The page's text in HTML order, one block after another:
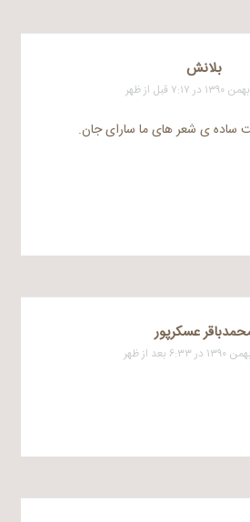
بلانش
ساده ی شعر های ما سارای جان.
عسکرپور